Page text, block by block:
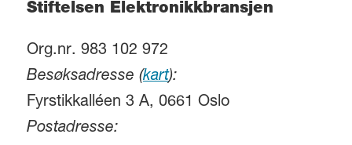
Stiftelsen Elektronikkbransjen
Org.nr. 983 102 972
Besøksadresse (kart):
Fyrstikkalléen 3 A, 0661 Oslo
Postadresse: